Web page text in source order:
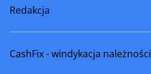
Redakcja
CashFix - windykacja należności